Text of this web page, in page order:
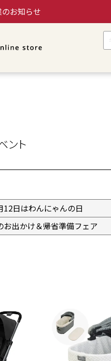
お知らせ
ント
12日はわんにゃんの日
お出かけ＆帰省準備フェア